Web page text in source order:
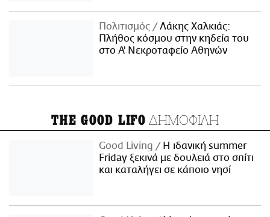
Πολιτισμός
Λάκης Χαλκιάς:
Πλήθος κόσμου στην κηδεία του
στο Α' Νεκροταφείο Αθηνών
THE GOOD LIFO ΔΗΜΟΦΙΛΗ
Good Living
Η ιδανική summer
Friday ξεκινά με δουλειά στο σπίτι
και καταλήγει σε κάποιο νησί